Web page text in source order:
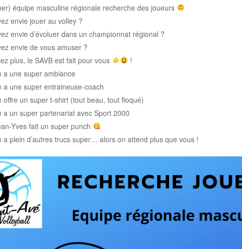
équipe masculine régionale recherche des joueurs
envie jouer au volley ?
envie d’évoluer dans un championnat régional ?
envie de vous amuser ?
plus, le SAVB est fait pour vous
!
a une super ambiance
a une super entraineuse-coach
offre un super t-shirt (tout beau, tout floqué)
a un super partenariat avec Sport 2000
Yves fait un super punch
a plein d’autres trucs super… alors on attend plus que vous !